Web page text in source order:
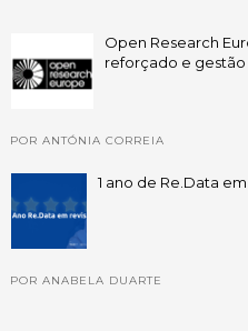
Open Research
reforçado e gestão
POR ANTÓNIA CORREIA
1 ano de Re.Data
POR ANABELA DUARTE